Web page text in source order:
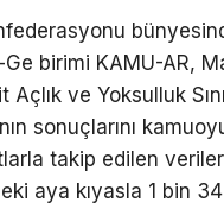
birimi KAMU-AR,
ve Yoksulluk
sonuçlarını
takip edilen
aya kıyasla 1 bin